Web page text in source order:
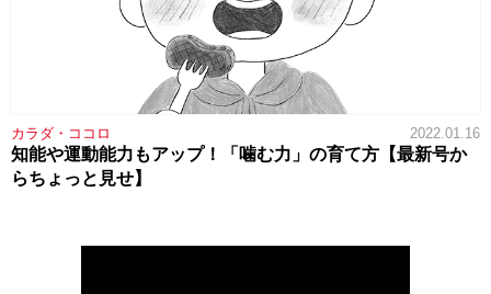
カラダ・ココロ 2022.01.16
知能や運動能力もアップ！「噛む力」の育て方【最新号か
らちょっと見せ】